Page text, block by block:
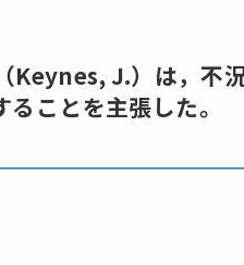
Keynes, J.）は，不
ことを主張した。